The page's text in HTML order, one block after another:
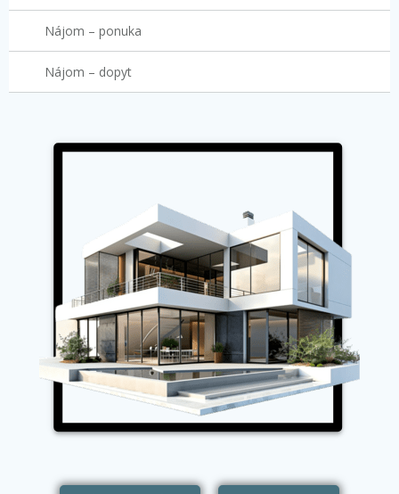
Nájom – ponuka
Nájom – dopyt